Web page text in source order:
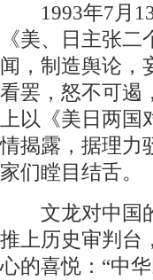
1993年7月13
《美、日主张
闻，制造舆论，
看罢，怒不可遏
上以《美日两
情揭露，据理力
家们瞠目结舌。
文龙对中国的
推上历史审判台
心的喜悦：“中